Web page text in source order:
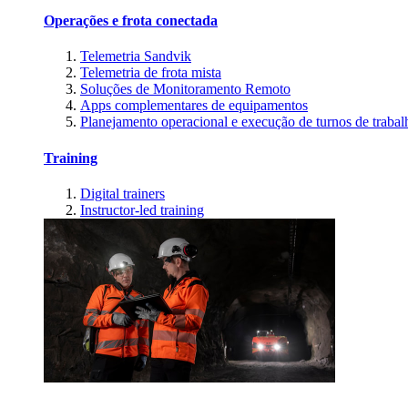
Operações e frota conectada
Telemetria Sandvik
Telemetria de frota mista
Soluções de Monitoramento Remoto
Apps complementares de equipamentos
Planejamento operacional e execução de turnos de
Training
Digital trainers
Instructor-led training